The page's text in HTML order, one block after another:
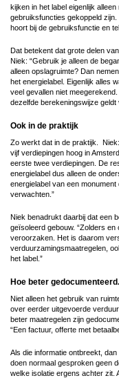
kijken in het label eigenlijk
gebruiksfuncties gekoppeld
hoort bij de gebruiksfunctie en
Dat betekent dat grote delen
Niek: “Gebruik je alleen de
alleen opslagruimte? Dan
het energielabel. Eigenlijk alles
veel gevallen niet
dezelfde berekeningswijze geldt
Ook in de praktijk
Zo werkt dat in de praktijk.
vijf verdiepingen hoog in
eerste twee verdiepingen. De
energielabel dus alleen de
energielabel van een
verwachten.”
Niek benadrukt daarbij dat een
geïsoleerd gebouw. “Zolders
veroorzaken. Het is daarom
verduurzamingsmaatregelen,
het label.”
Hoe beter
Niet alleen het gebruik van
over eerder uitgevoerde
beter maatregelen zijn
“Een factuur, offerte met
Als die informatie ontbreekt,
doen normaal gesproken geen
welke isolatie ergens achter zit.